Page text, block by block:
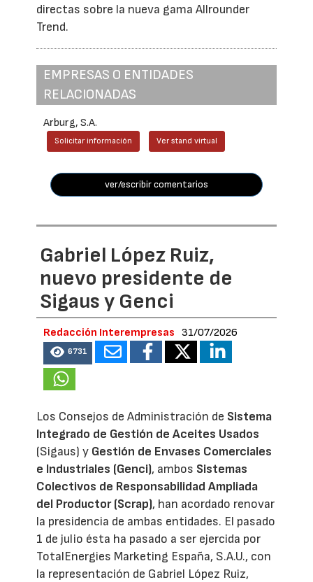
directas sobre la nueva gama Allrounder
Trend.
EMPRESAS O ENTIDADES
RELACIONADAS
Arburg, S.A.
Solicitar información Ver stand virtual
ver/escribir comentarios
Gabriel López Ruiz,
nuevo presidente de
Sigaus y Genci
Redacción Interempresas 31/07/2026
6731
Los Consejos de Administración de Sistema
Integrado de Gestión de Aceites Usados
(Sigaus) y Gestión de Envases Comerciales
e Industriales (Genci), ambos Sistemas
Colectivos de Responsabilidad Ampliada
del Productor (Scrap), han acordado renovar
la presidencia de ambas entidades. El pasado
1 de julio ésta ha pasado a ser ejercida por
TotalEnergies Marketing España, S.A.U., con
la representación de Gabriel López Ruiz,